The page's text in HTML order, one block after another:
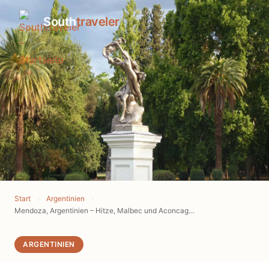
Southtraveler
Start › Argentinien
›
Mendoza, Argentinien – Hitze, Malbec und Aconcagua
ARGENTINIEN